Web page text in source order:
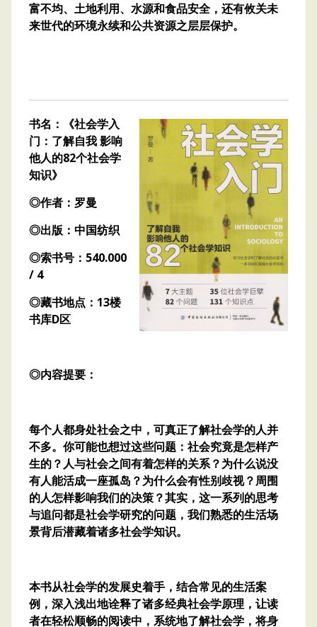
富不均、土地利用、水源和食品安全，还有攸关未
来世代的环境永续和公共资源之层层保护。
书名：《社会学入
门：了解自我 影响
他人的82个社会学
知识》
◎作者：罗曼
◎出版：中国纺织
◎索书号：540.000
/ 4
◎藏书地点：13楼
书库D区
◎内容提要：
每个人都身处社会之中，可真正了解社会学的人并
不多。你可能也想过这些问题：社会究竟是怎样产
生的？人与社会之间有着怎样的关系？为什么说没
有人能活成一座孤岛？为什么会有性别歧视？周围
的人怎样影响我们的决策？其实，这一系列的思考
与追问都是社会学研究的问题，我们熟悉的生活场
景背后潜藏着诸多社会学知识。
本书从社会学的发展史着手，结合常见的生活案
例，深入浅出地诠释了诸多经典社会学原理，让读
者在轻松顺畅的阅读中，系统地了解社会学，将身